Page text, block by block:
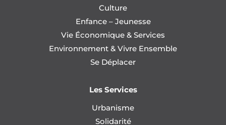
Culture
Enfance – Jeunesse
Vie Économique & Services
Environnement & Vivre Ensemble
Se Déplacer
Les Services
Urbanisme
Solidarité